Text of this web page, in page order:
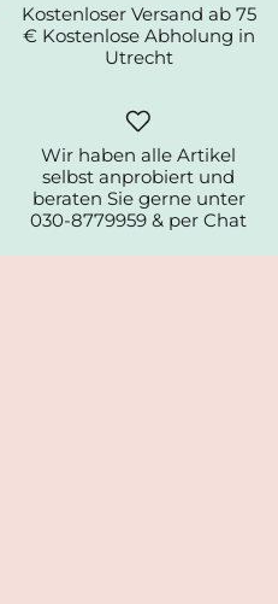
Kostenloser Versand ab 75
€ Kostenlose Abholung in
Utrecht
Wir haben alle Artikel
selbst anprobiert und
beraten Sie gerne unter
030-8779959 & per Chat